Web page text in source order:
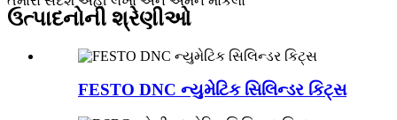
ઉત્પાદનોની શ્રેણીઓ
FESTO DNC ન્યુમેટિક સિલિન્ડર કિટ્સ